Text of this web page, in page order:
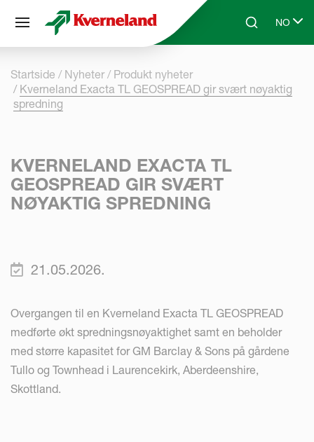
Skip to main contentSearchNO
Select
Startside Nyheter
Produkt nyheter
Kverneland Exacta TL GEOSPREAD gir svært nøyaktig
spredning
KVERNELAND EXACTA TL
GEOSPREAD GIR SVÆRT
NØYAKTIG SPREDNING
21.05.2026.
Overgangen til en Kverneland Exacta TL GEOSPREAD
medførte økt spredningsnøyaktighet samt en beholder
med større kapasitet for GM Barclay & Sons på gårdene
Tullo og Townhead i Laurencekirk, Aberdeenshire,
Skottland.
Panel for informasjonskapsler